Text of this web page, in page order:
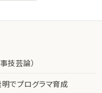
技芸論）
でプログラマ育成